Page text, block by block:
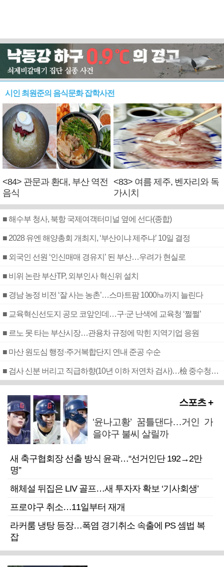
시인 최원준의 음식문화 잡학사전
<84> 관문과 환대, 부산 역전
음식
<83> 여름 제주, 벤자리와 독
가시치
■ 해수부 청사, 북항 국제여객터미널 옆에 선다(종합)
■ 2028 유엔 해양총회 개최지, ‘부산이냐 제주냐’ 10일 결정
■ 외국인 선원 ‘인신매매 경유지’ 된 부산…우려가 현실로
■ 비위 논란 부산TP, 외부인사 혁신위 설치
■ 경남 농정 비전 ‘잘 사는 농촌’…스마트팜 1000㏊까지 늘린다
■ 교육혁신선도지 공모 코앞인데…구·군 난색에 교육청 ‘쩔쩔’
■ 르노 못 타는 부산시장…관용차 규정에 막힌 지역기업 응원
■ 마산 원도심 행정·주거복합단지 연내 준공 수순
■ 검사 신분 버리고 직급하향(10년 이하 저연차 검사)…檢 중수청행 기피
스포츠 +
‘윤나고황’ 꿈틀댄다…거인 가
을야구 불씨 살릴까
새 축구협회장 선출 방식 윤곽…“선거인단 192→2만
명”
해체설 뒤집은 LIV 골프…새 투자자 확보 ‘기사회생’
프로야구 취소…11일부터 재개
라커룸 냉탕 등장…폭염 경기취소 속출에 PS 셈법 복
잡